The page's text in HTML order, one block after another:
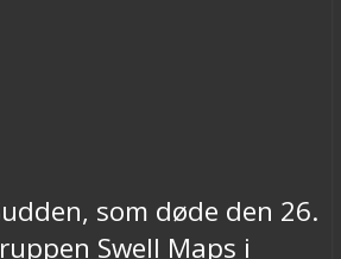
som døde den 26.
Swell Maps i